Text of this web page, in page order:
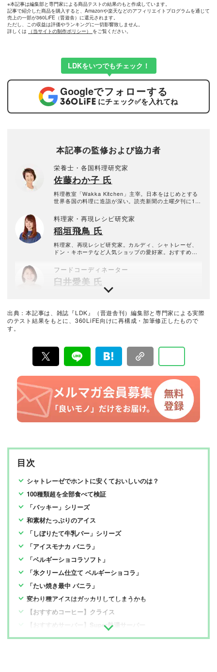
※本記事は編集部と専門家による商品テストの結果のもと作成しています。
記事で紹介した商品を購入すると、Amazonや楽天などのアフィリエイトプログラムを通じて
売上の一部が360LiFE（晋遊舎）に還元されます。
ただし、この収益は評価やランキングに一切影響致しません。
詳しくは
（当サイトの制作ポリシー） をご覧ください。
LDKをいつでもチェック！
Googleでフォローする
にチェック✅を入れてね
本記事の監修および協力者
栄養士・各国料理研究家
佐藤わか子 氏
料理教室「Wakka Kitchen」主宰。日本をはじめとする
世界各国の料理に造詣が深い。読売新聞の土曜夕刊に1年
HK）などのテレビ出演のほか、ラジオや雑誌でもレシピ
などを提供。サーモスなど企業のパッケージ撮影や執筆
も行う。
料理家・再現レシピ研究家
稲垣飛鳥 氏
料理家、再現レシピ研究家。カルディ、シャトレーゼ、
ドン・キホーテなど人気ショップの愛好家。おすすめ情
フードコーディネーター
臼井愛美 氏
カルディ歴10年以上のフードコーディネーター、ライタ
ントに定評あり。
グルメライター
Webメディアなどに投稿する主婦のお持ち帰りグルメラ
イター。成城石井をはじめ、飲食チェーン店や地域のス
ーパー、コンビニ、話題のショップなど、お持ち帰りメ
ニューを年間100食以上食べ比べている。話題のグルメか
らマニアックなグルメまで幅広く発信。現在は「ヨムー
ノ」「カッテミルニュース」「Yahooクリエイターズプ
ログラム」などで執筆。雑誌「LDK」「レタスクラブ」
「週刊プレイボーイ」などでも食の専門家として出演の
実績あり。
出典：本記事は、雑誌『LDK』（晋遊舎刊）編集部と専門家による実際
のテスト結果をもとに、360LiFE向けに再構成・加筆修正したもので
す。
目次
シャトレーゼでホントに安くておいしいのは？
100種類超を全部食べて検証
「バッキー」シリーズ
和素材たっぷりのアイス
「しぼりたて牛乳バー」シリーズ
「アイスモナカ バニラ」
「ベルギーショコラソフト」
「氷クリーム仕立て ベルギーショコラ」
「たい焼き最中 バニラ」
変わり種アイスはガッカリしてしまうかも
【おすすめコーヒー】クライス
【おすすめサーバー】Super熱湯サーバー